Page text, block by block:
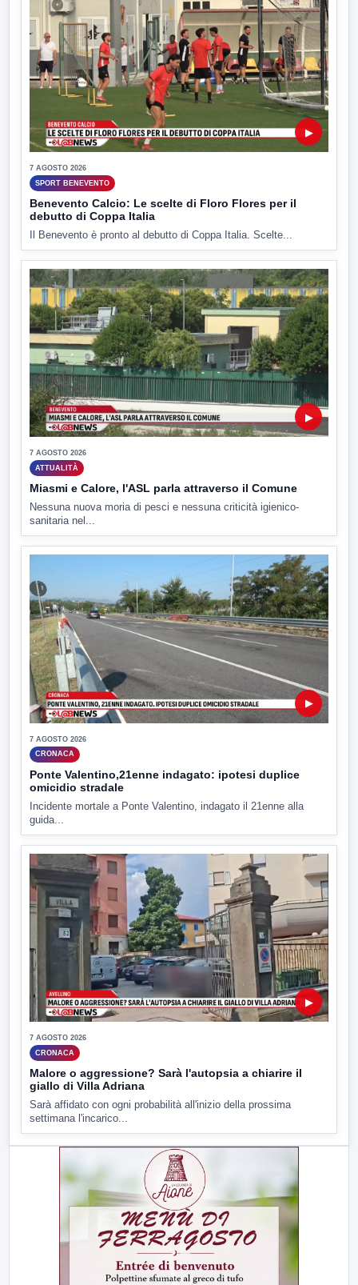
▶
7 AGOSTO 2026
SPORT BENEVENTO
Benevento Calcio: Le scelte di Floro Flores per il
debutto di Coppa Italia
Il Benevento è pronto al debutto di Coppa Italia. Scelte...
▶
7 AGOSTO 2026
ATTUALITÀ
Miasmi e Calore, l'ASL parla attraverso il Comune
Nessuna nuova moria di pesci e nessuna criticità igienico-
sanitaria nel...
▶
7 AGOSTO 2026
CRONACA
Ponte Valentino,21enne indagato: ipotesi duplice
omicidio stradale
Incidente mortale a Ponte Valentino, indagato il 21enne alla
guida...
▶
7 AGOSTO 2026
CRONACA
Malore o aggressione? Sarà l'autopsia a chiarire il
giallo di Villa Adriana
Sarà affidato con ogni probabilità all'inizio della prossima
settimana l'incarico...